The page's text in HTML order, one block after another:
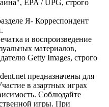
EPA / UPG, строго
Я- Корреспондент
и воспроизведение
материалов,
Getty Images, строго
предназначены для
в азартных играх
Соблюдайте
игры. При